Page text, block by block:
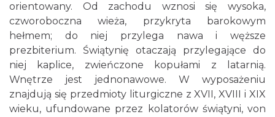
orientowany. Od zachodu wznosi się wysoka,
czworoboczna wieża, przykryta barokowym
hełmem; do niej przylega nawa i węższe
prezbiterium. Świątynię otaczają przylegające do
niej kaplice, zwieńczone kopułami z latarnią.
Wnętrze jest jednonawowe. W wyposażeniu
znajdują się przedmioty liturgiczne z XVII, XVIII i XIX
wieku, ufundowane przez kolatorów świątyni, von